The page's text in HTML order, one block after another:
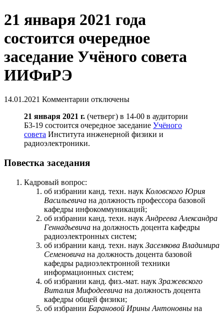
21 января 2021 года
состоится очередное
заседание Учёного совета
ИИФиРЭ
14.01.2021 Комментарии отключены
21 января 2021 г. (четверг) в 14-00 в аудитории
Б3-19 состоится очередное заседание Учёного
совета Института инженерной физики и
радиоэлектроники.
Повестка заседания
Кадровый вопрос:
об избрании канд. техн. наук Коловского Юрия
Васильевича на должность профессора базовой
кафедры инфокоммуникаций;
об избрании канд. техн. наук Андреева Александра
Геннадьевича на должность доцента кафедры
радиоэлектронных систем;
об избрании канд. техн. наук Засемкова Владимира
Семеновича на должность доцента базовой
кафедры радиоэлектронной техники
информационных систем;
об избрании канд. физ.-мат. наук Зражевского
Виталия Мифодеевича на должность доцента
кафедры общей физики;
об избрании Барановой Ирины Антоновны на